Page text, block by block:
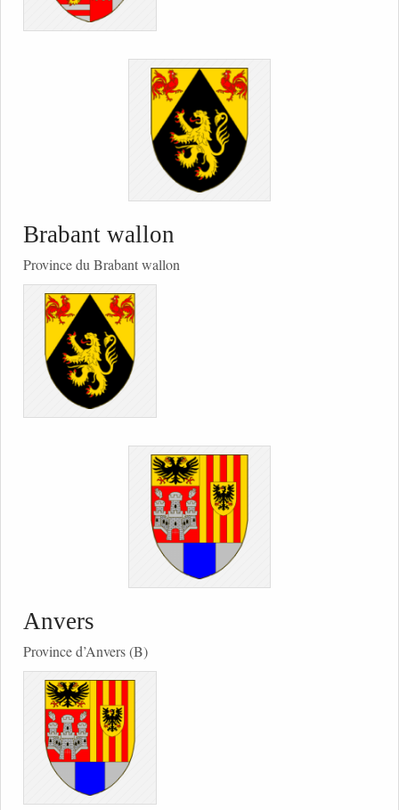
Brabant wallon
Province du Brabant wallon
Anvers
Province d’Anvers (B)